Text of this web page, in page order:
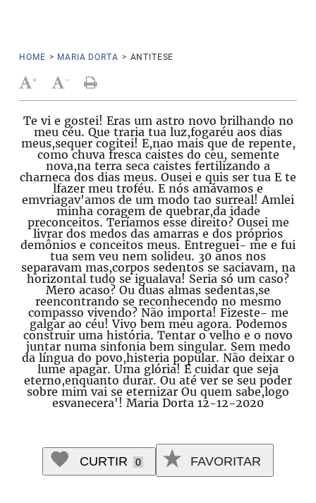
HOME > MARIA DORTA > ANTITESE
+ -
Te vi e gostei! Eras um astro novo brilhando no
meu céu. Que traria tua luz,fogaréu aos dias
meus,sequer cogitei! E,nao mais que de repente,
como chuva fresca caistes do ceu, semente
nova,na terra seca caistes fertilizando a
charneca dos dias meus. Ousei e quis ser tua E te
lfazer meu troféu. E nós amávamos e
emvriagav'amos de um modo tao surreal! Amlei
minha coragem de quebrar,da idade
preconceitos. Teríamos esse direito? Ousei me
livrar dos medos das amarras e dos próprios
demônios e conceitos meus. Entreguei- me e fui
tua sem veu nem solideu. 30 anos nos
separavam mas,corpos sedentos se saciavam, na
horizontal tudo se igualava! Seria só um caso?
Mero acaso? Ou duas almas sedentas,se
reencontrando se reconhecendo no mesmo
compasso vivendo? Não importa! Fizeste- me
galgar ao céu! Vivo bem meu agora. Podemos
construir uma história. Tentar o velho e o novo
juntar numa sinfonia bem singular. Sem medo
da língua do povo,histeria popular. Não deixar o
lume apagar. Uma glória! E cuidar que seja
eterno,enquanto durar. Ou até ver se seu poder
sobre mim vai se eternizar Ou quem sabe,logo
esvanecera'! Maria Dorta 12-12-2020
CURTIR 0 FAVORITAR